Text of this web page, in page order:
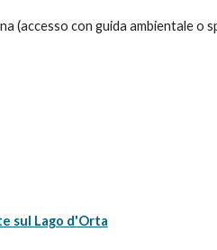
(accesso con guida ambientale o
sul Lago d'Orta